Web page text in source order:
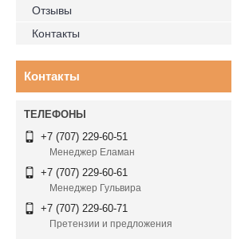
Отзывы
Контакты
Контакты
+7 (707) 229-60-51
Менеджер Еламан
+7 (707) 229-60-61
Менеджер Гульвира
+7 (707) 229-60-71
Претензии и предложения